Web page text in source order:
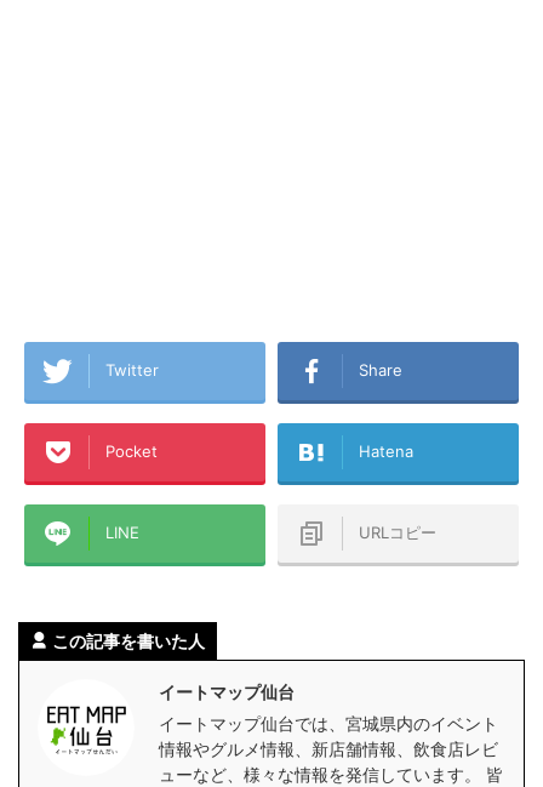
Twitter Share
Pocket Hatena
LINE URLコピー
この記事を書いた人
イートマップ仙台
イートマップ仙台では、宮城県内のイベント
情報やグルメ情報、新店舗情報、飲食店レビ
ューなど、様々な情報を発信しています。 皆